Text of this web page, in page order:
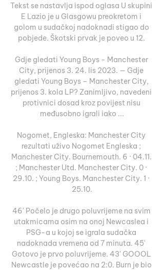
Tekst se nastavlja ispod oglasa U skupini
E Lazio je u Glasgowu preokretom i
golom u sudačkoj nadoknadi stigao do
pobjede. Škotski prvak je poveo u 12.
Gdje gledati Young Boys - Manchester
City, prijenos 3. 24. lis 2023. — Gdje
gledati Young Boys – Manchester City,
prijenos 3. kola LP? Zanimljivo, navedeni
protivnici dosad kroz povijest nisu
međusobno igrali iako ...
Nogomet, Engleska: Manchester City
rezultati uživo Nogomet Engleska ;
Manchester City. Bournemouth. 6 · 04.11.
; Manchester Utd. Manchester City. 0 ·
29.10. ; Young Boys. Manchester City. 1 ·
25.10.
46' Počelo je drugo poluvrijeme na svim
utakmicama osim na onoj Newcaslea i
PSG-a u kojoj se igrala sudačka
nadoknada vremena od 7 minuta. 45'
Gotovo je prvo poluvrijeme. 43' GOOOL
Newcastle je povećao na 2:0. Burn je bio